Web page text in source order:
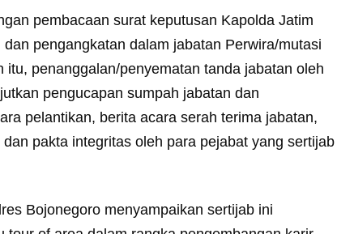
pembacaan surat keputusan Kapolda Jatim
pengangkatan dalam jabatan Perwira/mutasi
itu, penanggalan/penyematan tanda jabatan oleh
pengucapan sumpah jabatan dan
pelantikan, berita acara serah terima jabatan,
pakta integritas oleh para pejabat yang sertijab
Bojonegoro menyampaikan sertijab ini